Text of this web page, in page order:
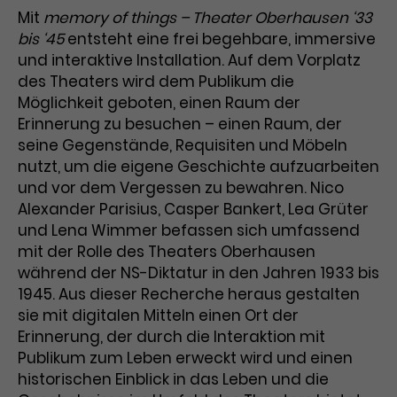
und es wird Zugang zu
geschützten Bereichen gewährt.
Name cookie_optin
Anbieter TYPO3
Laufzeit 1 Monat
Zweck
Enthält die gewählten Tracking-
Optin-Einstellungen.
Laufzeit 2 Jahre
Zweck
Dieses Cookie wird von Google
Analytics installiert. Das Cookie
wird verwendet, um
Besucher*innen-, Sitzungs- und
Kampagnendaten zu berechnen
und die Nutzung der Website für
den Analysebericht der Website zu
verfolgen. Die Cookies speichern
Informationen anonym und weisen
eine zufallsgenerierte Nummer zu,
um Besuche zu erkennen.
Name _gid
Anbieter Google Analytics
Marketing
Diese Gruppe beinhaltet alle Scripte, die es uns
ermöglichen die Leistung unserer
Werbekampagnen zu analysieren und
Conversions zu messen. Außerdem helfen sie
uns dabei Werbeanzeigen und Inhalte besser auf
die Interessen unserer Nutzer abzustimmen.
Name
_gcl_au
Anbieter Google Ads
Laufzeit 3 Monate
Zweck
Wird von Google verwendet, um
die Effizienz von Werbeanzeigen zu
messen und Conversions zu
speichern. Dieses Cookie hilft dabei
nachzuvollziehen, ob Nutzer über
Google-Anzeigen auf unsere
Website gelangt sind.
Cookie-Informationen
Mit memory of things – Theater Oberhausen ‘33
bis ‘45entsteht eine frei begehbare, immersive
und interaktive Installation. Auf dem Vorplatz
des Theaters wird dem Publikum die
Möglichkeit geboten, einen Raum der
Erinnerung zu besuchen – einen Raum, der
seine Gegenstände, Requisiten und Möbeln
nutzt, um die eigene Geschichte aufzuarbeiten
und vor dem Vergessen zu bewahren. Nico
Alexander Parisius, Casper Bankert, Lea Grüter
und Lena Wimmer befassen sich umfassend
mit der Rolle des Theaters Oberhausen
während der NS-Diktatur in den Jahren 1933 bis
1945. Aus dieser Recherche heraus gestalten
sie mit digitalen Mitteln einen Ort der
Erinnerung, der durch die Interaktion mit
Publikum zum Leben erweckt wird und einen
historischen Einblick in das Leben und die